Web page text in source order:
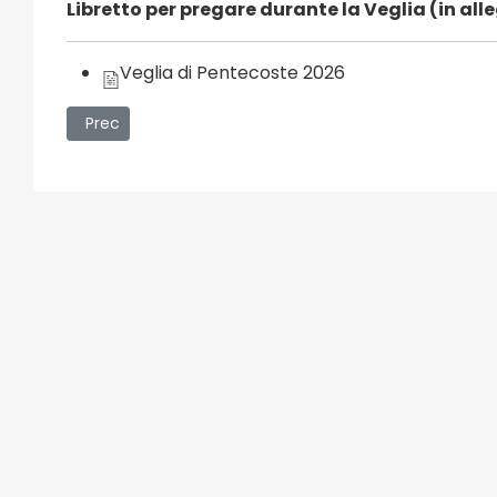
Libretto per pregare durante la Veglia (in
Veglia di Pentecoste 2026
Articolo precedente: Solennità della Pentecoste – Le
Prec
4 eventi
Eventi Religiosi